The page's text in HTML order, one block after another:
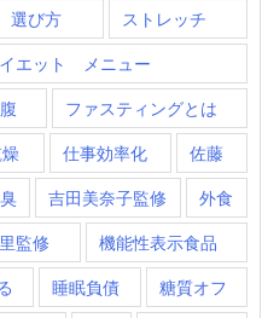
選び方
ストレッチ
エット メニュー
ファスティングとは
仕事効率化
佐藤
吉田美奈子監修
外食
監修
機能性表示食品
睡眠負債
糖質オフ